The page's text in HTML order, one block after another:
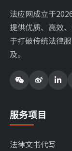
法应网成立于
提供优质、高效
于打破传统法律
及。
服务项目
法律文书代写